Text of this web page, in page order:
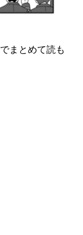
でまとめて読も